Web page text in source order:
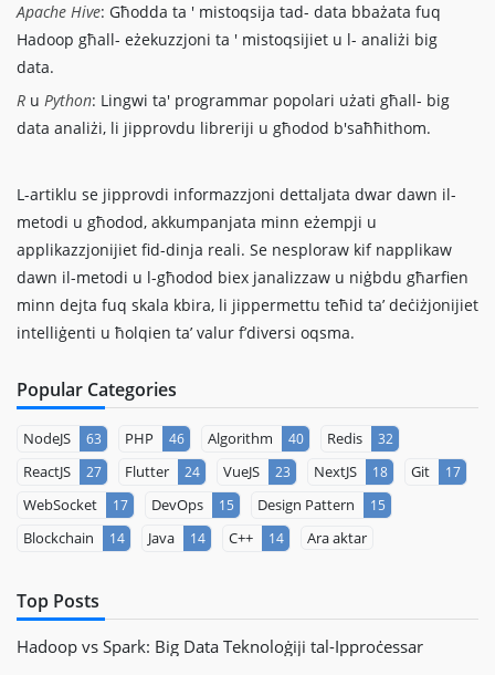
Apache Hive: Għodda ta ' mistoqsija tad- data bbażata fuq
Hadoop għall- eżekuzzjoni ta ' mistoqsijiet u l- analiżi big
data.
R u Python: Lingwi ta' programmar popolari użati għall- big
data analiżi, li jipprovdu libreriji u għodod b'saħħithom.
L-artiklu se jipprovdi informazzjoni dettaljata dwar dawn il-
metodi u għodod, akkumpanjata minn eżempji u
applikazzjonijiet fid-dinja reali. Se nesploraw kif napplikaw
dawn il-metodi u l-għodod biex janalizzaw u niġbdu għarfien
minn dejta fuq skala kbira, li jippermettu teħid ta’ deċiżjonijiet
intelliġenti u ħolqien ta’ valur f’diversi oqsma.
Popular Categories
NodeJS 63 PHP 46 Algorithm 40 Redis 32
ReactJS 27 Flutter 24 VueJS 23 NextJS 18 Git 17
WebSocket 17 DevOps 15 Design Pattern 15
Blockchain 14 Java 14 C++ 14 Ara aktar
Top Posts
Hadoop vs Spark: Big Data Teknoloġiji tal-Ipproċessar